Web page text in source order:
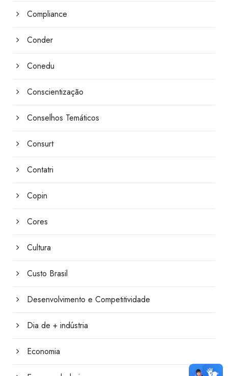
Compliance
Conder
Conedu
Conscientização
Conselhos Temáticos
Consurt
Contatri
Copin
Cores
Cultura
Custo Brasil
Desenvolvimento e Competitividade
Dia de + indústria
Economia